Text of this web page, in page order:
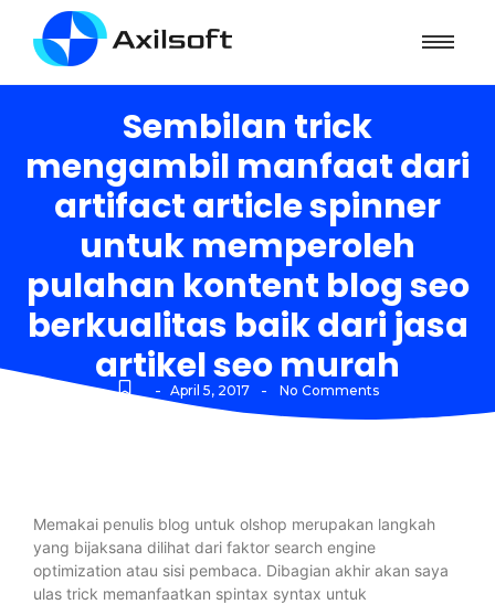
Sembilan trick
mengambil manfaat dari
artifact article spinner
untuk memperoleh
pulahan kontent blog seo
berkualitas baik dari jasa
artikel seo murah
- April 5, 2017 - No Comments
Memakai penulis blog untuk olshop merupakan langkah
yang bijaksana dilihat dari faktor search engine
optimization atau sisi pembaca. Dibagian akhir akan saya
ulas trick memanfaatkan spintax syntax untuk